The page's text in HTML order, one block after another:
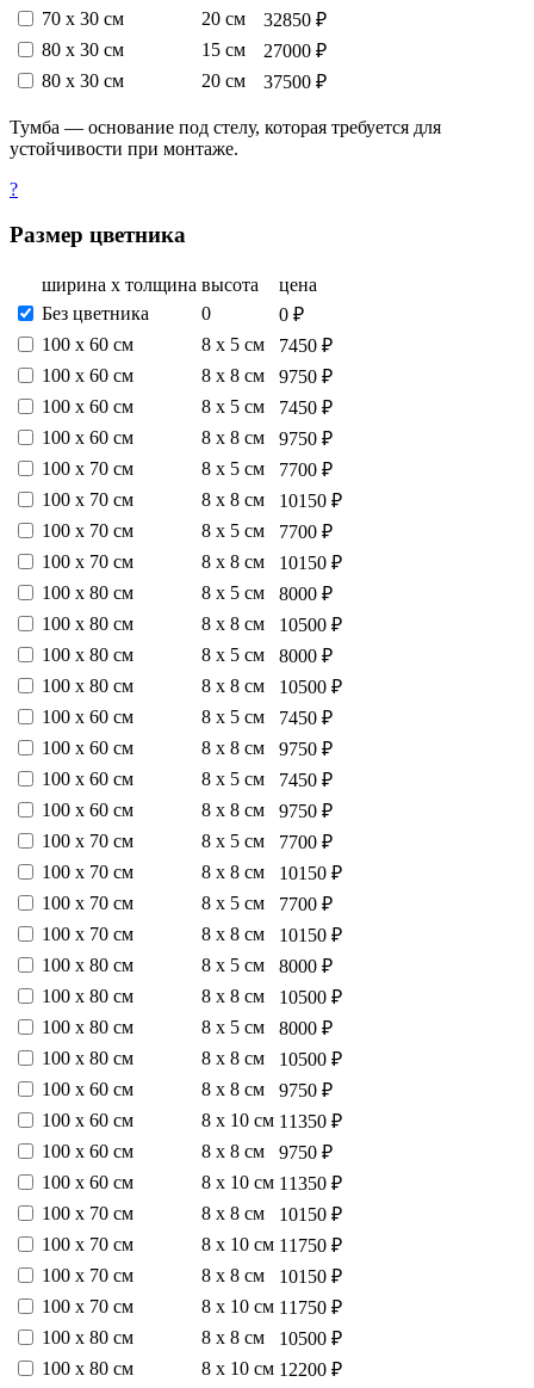
70 х 30 см
20 см
32850 ₽
80 х 30 см
15 см
27000 ₽
80 х 30 см
20 см 37500 ₽
Тумба — основание под стелу, которая требуется для
устойчивости при монтаже.
?
Размер цветника
ширина х толщина высота
цена
Без цветника
0
0 ₽
100 х 60 см
8 х 5 см
7450 ₽
100 х 60 см
8 х 8 см
9750 ₽
100 х 60 см
8 х 5 см
7450 ₽
100 х 60 см
8 х 8 см
9750 ₽
100 х 70 см
8 х 5 см
7700 ₽
100 х 70 см
8 х 8 см
10150 ₽
100 х 70 см
8 х 5 см
7700 ₽
100 х 70 см
8 х 8 см
10150 ₽
100 х 80 см
8 х 5 см
8000 ₽
100 х 80 см
8 х 8 см
10500 ₽
100 х 80 см
8 х 5 см
8000 ₽
100 х 80 см
8 х 8 см
10500 ₽
100 х 60 см
8 х 5 см
7450 ₽
100 х 60 см
8 х 8 см
9750 ₽
100 х 60 см
8 х 5 см
7450 ₽
100 х 60 см
8 х 8 см
9750 ₽
100 х 70 см
8 х 5 см
7700 ₽
100 х 70 см
8 х 8 см
10150 ₽
100 х 70 см
8 х 5 см
7700 ₽
100 х 70 см
8 х 8 см
10150 ₽
100 х 80 см
8 х 5 см
8000 ₽
100 х 80 см
8 х 8 см
10500 ₽
100 х 80 см
8 х 5 см
8000 ₽
100 х 80 см
8 х 8 см
10500 ₽
100 х 60 см
8 х 8 см
9750 ₽
100 х 60 см
8 х 10 см 11350 ₽
100 х 60 см
8 х 8 см
9750 ₽
100 х 60 см
8 х 10 см 11350 ₽
100 х 70 см
8 х 8 см
10150 ₽
100 х 70 см
8 х 10 см 11750 ₽
100 х 70 см
8 х 8 см
10150 ₽
100 х 70 см
8 х 10 см 11750 ₽
100 х 80 см
8 х 8 см
10500 ₽
100 х 80 см
8 х 10 см 12200 ₽